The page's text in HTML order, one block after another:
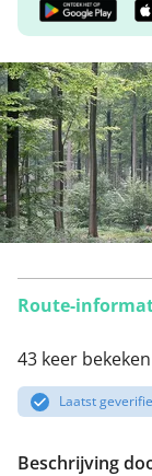
Route-
43 keer
Laatst
Beschrijving